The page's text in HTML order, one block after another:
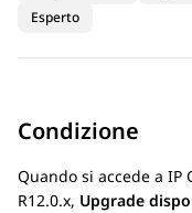
Esperto
Condizione
Quando si accede a IP
R12.0.x, Upgrade